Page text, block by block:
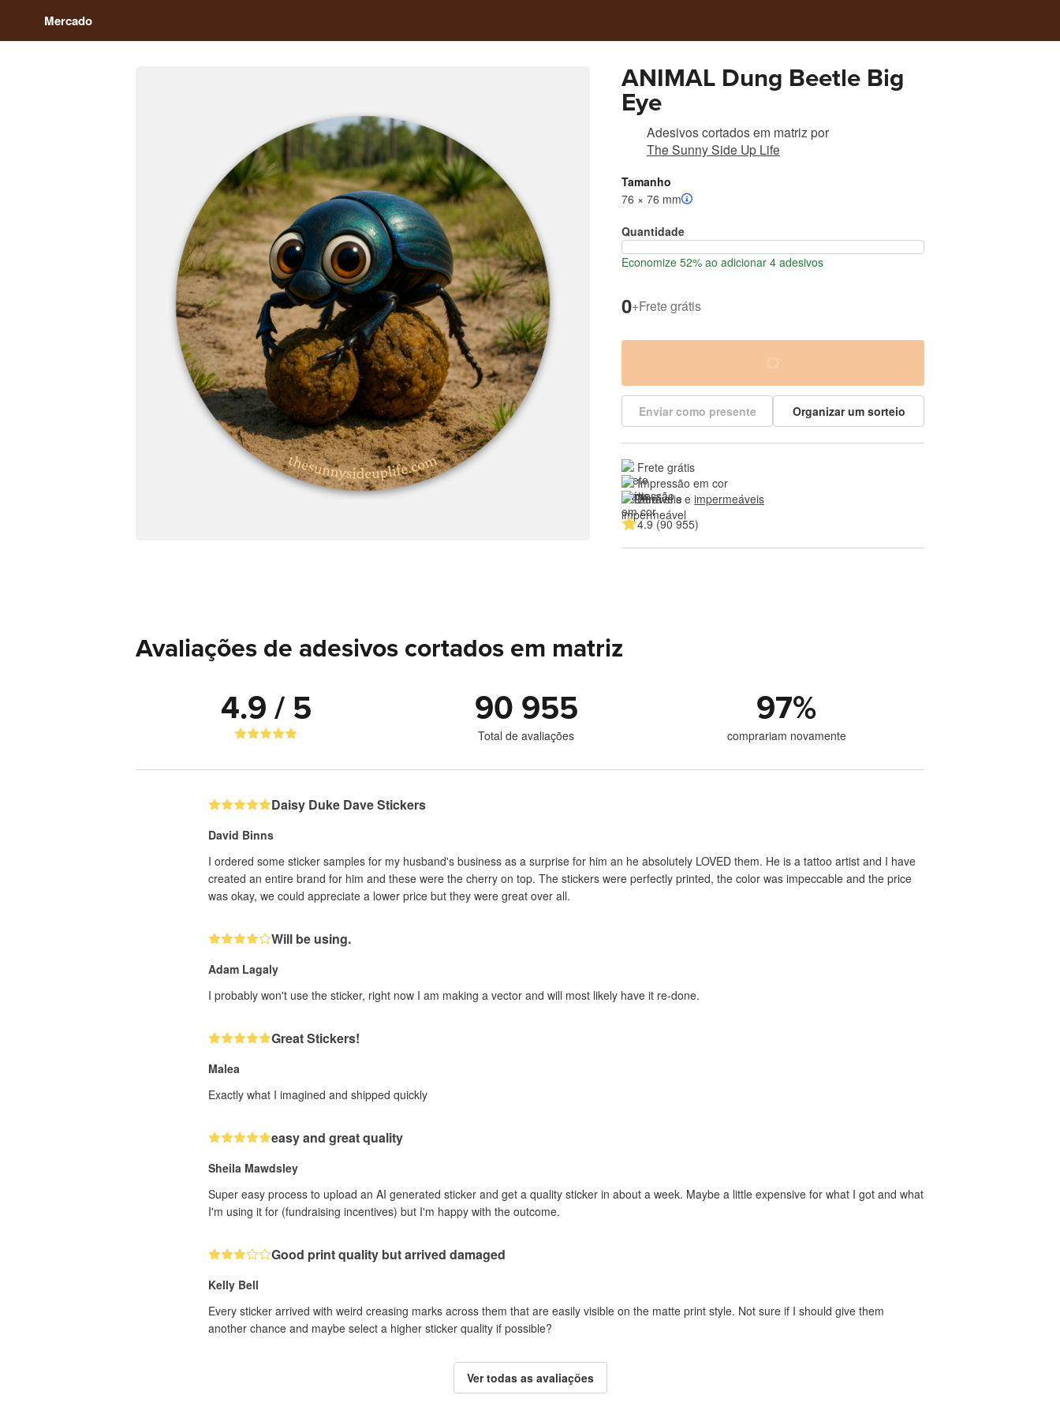
Mercado
ANIMAL Dung Beetle Big
Eye
Adesivos cortados em matriz por
The Sunny Side Up Life
Tamanho
76 × 76 mm
Quantidade
Economize 52% ao adicionar 4 adesivos
0+Frete grátis
Enviar como presente Organizar um sorteio
Frete grátis
Impressão em cor
Duráveis e impermeáveis
4.9 (90 955)
Avaliações de adesivos cortados em matriz
4.9 / 5 90 955
Total de avaliações
97%
comprariam novamente
Daisy Duke Dave Stickers
David Binns
I ordered some sticker samples for my husband's business as a surprise for him an he absolutely LOVED them. He is a tattoo artist and I have
created an entire brand for him and these were the cherry on top. The stickers were perfectly printed, the color was impeccable and the price
was okay, we could appreciate a lower price but they were great over all.
Will be using.
Adam Lagaly
I probably won't use the sticker, right now I am making a vector and will most likely have it re-done.
Great Stickers!
Malea
Exactly what I imagined and shipped quickly
easy and great quality
Sheila Mawdsley
Super easy process to upload an AI generated sticker and get a quality sticker in about a week. Maybe a little expensive for what I got and what
I'm using it for (fundraising incentives) but I'm happy with the outcome.
Good print quality but arrived damaged
Kelly Bell
Every sticker arrived with weird creasing marks across them that are easily visible on the matte print style. Not sure if I should give them
another chance and maybe select a higher sticker quality if possible?
Ver todas as avaliações